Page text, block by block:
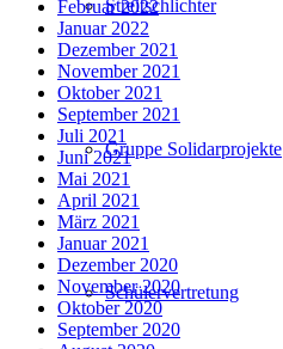
Streitschlichter
Gruppe Solidarprojekte
Schülervertretung
Februar 2022
Januar 2022
Dezember 2021
November 2021
Oktober 2021
September 2021
Juli 2021
Juni 2021
Mai 2021
April 2021
März 2021
Januar 2021
Dezember 2020
November 2020
Oktober 2020
September 2020